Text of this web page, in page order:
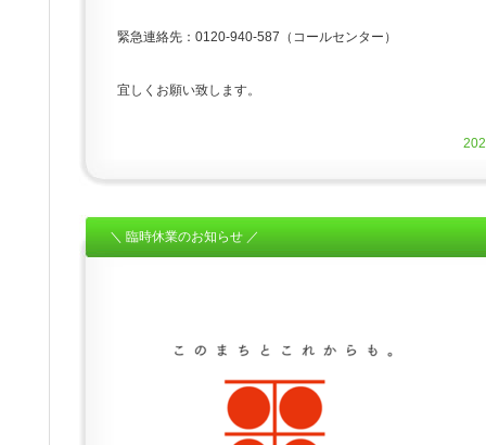
緊急連絡先：0120-940-587（コールセンター）
宜しくお願い致します。
＼ 臨時休業のお知らせ ／